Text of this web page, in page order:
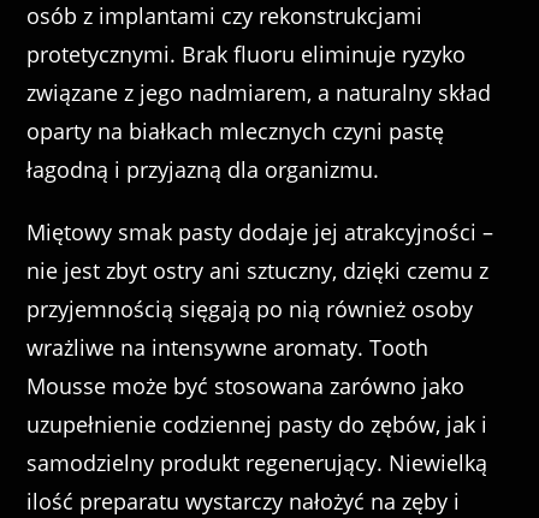
osób z implantami czy rekonstrukcjami
protetycznymi. Brak fluoru eliminuje ryzyko
związane z jego nadmiarem, a naturalny skład
oparty na białkach mlecznych czyni pastę
łagodną i przyjazną dla organizmu.
Miętowy smak pasty dodaje jej atrakcyjności –
nie jest zbyt ostry ani sztuczny, dzięki czemu z
przyjemnością sięgają po nią również osoby
wrażliwe na intensywne aromaty. Tooth
Mousse może być stosowana zarówno jako
uzupełnienie codziennej pasty do zębów, jak i
samodzielny produkt regenerujący. Niewielką
ilość preparatu wystarczy nałożyć na zęby i